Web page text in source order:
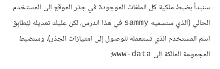
سنبدأ بضبط ملكية كل الملفات الموجودة في جذر الموقع إلى المستخدم
الحالي (الذي سنسميه sammy في هذا الدرس، لكن عليك تعديله ليُطابِق
اسم المستخدم الذي تستعمله للوصول إلى امتيازات الجذر)، وسنضبط
المجموعة المالكة إلى www-data
: